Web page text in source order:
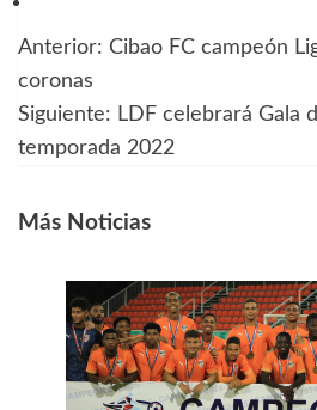
Navegación
de
entradas
Anterior: Cibao FC campeón
coronas
Siguiente: LDF celebrará Gala
temporada 2022
Más Noticias